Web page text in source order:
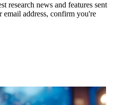
research news and features sent
address, confirm you're